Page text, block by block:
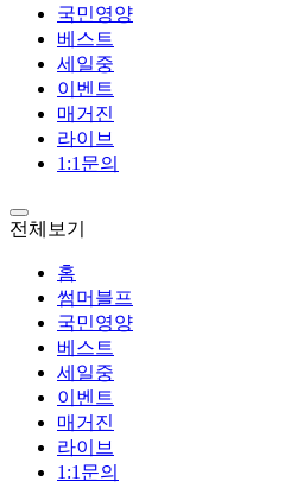
국민영양
베스트
세일중
이벤트
매거진
라이브
1:1문의
전체보기
홈
썸머블프
국민영양
베스트
세일중
이벤트
매거진
라이브
1:1문의